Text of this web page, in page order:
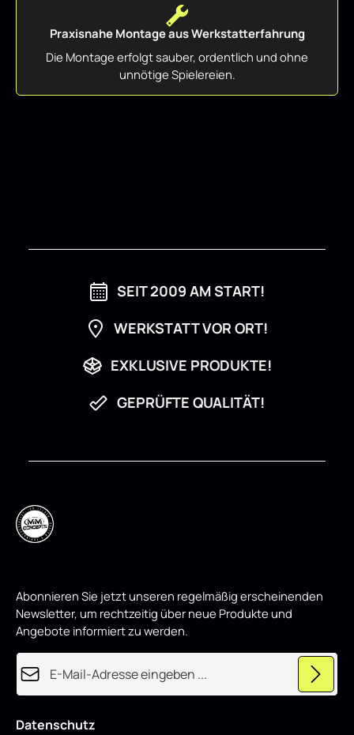
Praxisnahe Montage aus Werkstatterfahrung
Die Montage erfolgt sauber, ordentlich und ohne
unnötige Spielereien.
SEIT 2009 AM START!
WERKSTATT VOR ORT!
EXKLUSIVE PRODUKTE!
GEPRÜFTE QUALITÄT!
Abonnieren Sie jetzt unseren regelmäßig erscheinenden
Newsletter, um rechtzeitig über neue Produkte und
Angebote informiert zu werden.
E-Mail-Adresse*
Datenschutz